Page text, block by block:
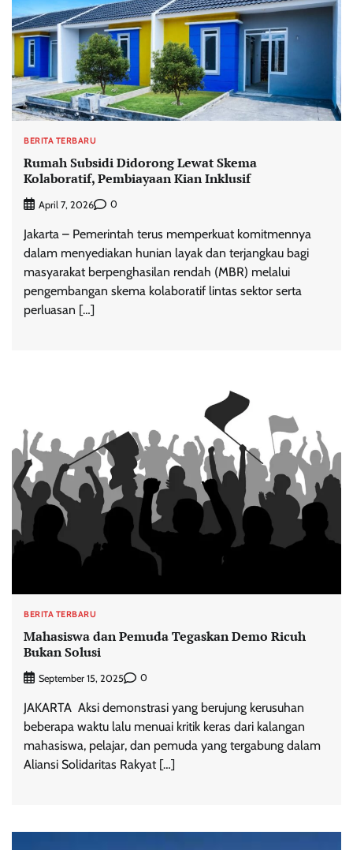
BERITA TERBARU
Rumah Subsidi Didorong Lewat Skema
Kolaboratif, Pembiayaan Kian Inklusif
April 7, 2026 0
Jakarta – Pemerintah terus memperkuat komitmennya
dalam menyediakan hunian layak dan terjangkau bagi
masyarakat berpenghasilan rendah (MBR) melalui
pengembangan skema kolaboratif lintas sektor serta
perluasan […]
BERITA TERBARU
Mahasiswa dan Pemuda Tegaskan Demo Ricuh
Bukan Solusi
September 15, 2025 0
JAKARTA  Aksi demonstrasi yang berujung kerusuhan
beberapa waktu lalu menuai kritik keras dari kalangan
mahasiswa, pelajar, dan pemuda yang tergabung dalam
Aliansi Solidaritas Rakyat […]